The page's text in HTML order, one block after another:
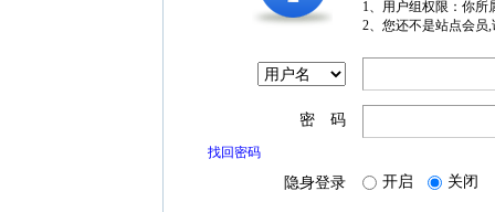
1、用户组权限：你所
2、您还不是站点会员
密 码
找回密码
隐身登录 开启 关闭